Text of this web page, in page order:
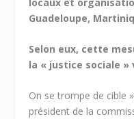
Guadeloupe,
Selon eux, cette
la « justice sociale »
On se trompe de cible
président de la